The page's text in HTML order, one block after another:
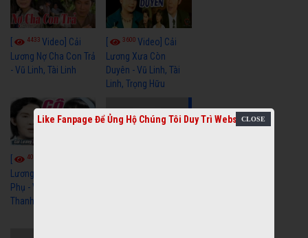
4433 Video] Cải
Lương Nợ Cha Con Trả
- Vũ Linh, Tài Linh
3600Video] Cải
Lương Xưa Còn
Duyên - Vũ Linh, Tài
Linh, Trọng Hữu
4016
Lương Xưa Cô Dâu
Phụ - Vũ Linh, Tài Linh,
Thanh Ngân
Like Fanpage Để Ủng Hộ Chúng Tôi Duy Trì Website